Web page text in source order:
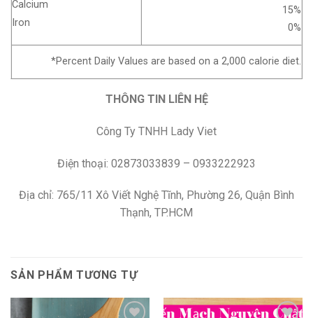
Calcium
Iron
15%
0%
*Percent Daily Values are based on a 2,000 calorie diet.
THÔNG TIN LIÊN HỆ
Công Ty TNHH Lady Viet
Điện thoại: 02873033839 – 0933222923
Địa chỉ: 765/11 Xô Viết Nghệ Tĩnh, Phường 26, Quận Bình
Thạnh, TP.HCM
SẢN PHẨM TƯƠNG TỰ